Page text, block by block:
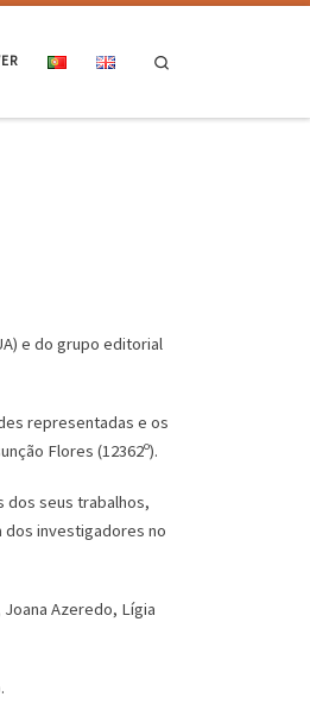
e do grupo editorial
representadas e os
Flores (12362º).
dos seus trabalhos,
dos investigadores no
Joana Azeredo, Lígia